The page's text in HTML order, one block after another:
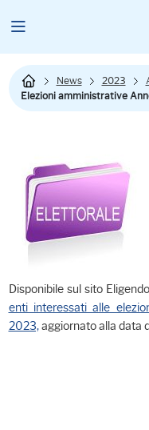
News 2023
Elezioni amministrative
Disponibile sul sito
enti interessati alle
2023,aggiornato alla data